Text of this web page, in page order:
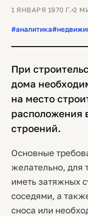
1 ЯНВАРЯ 1970 Г.2
#аналитика
При
дома
на место
расположения
строений.
Основные
желательно, для
иметь затяжных
соседями, а
сноса или